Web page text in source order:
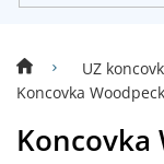
UZ
Koncovka
Koncovka